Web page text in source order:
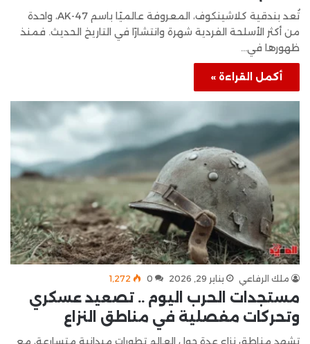
تُعد بندقية كلاشينكوف، المعروفة عالميًا باسم AK-47، واحدة
من أكثر الأسلحة الفردية شهرة وانتشارًا في التاريخ الحديث. فمنذ
ظهورها في…
أكمل القراءة »
ملك الرفاعي يناير 29, 2026 0 1٬272
مستجدات الحرب اليوم .. تصعيد عسكري
وتحركات مفصلية في مناطق النزاع
تشهد مناطق نزاع عدة حول العالم تطورات ميدانية متسارعة، مع